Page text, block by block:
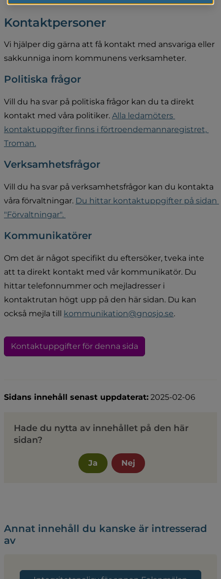
Kontaktpersoner
Vi hjälper dig gärna att få kontakt med ansvariga eller
sakkunniga inom kommunens verksamheter.
Politiska frågor
Vill du ha svar på politiska frågor kan du ta direkt
kontakt med våra politiker. Alla ledamöters
kontaktuppgifter finns i förtroendemannaregistret,
Troman.
Verksamhetsfrågor
Vill du ha svar på verksamhetsfrågor kan du kontakta
våra förvaltningar. Du hittar kontaktuppgifter på sidan
"Förvaltningar".
Kommunikatörer
Om det är något specifikt du eftersöker, tveka inte
att ta direkt kontakt med vår kommunikatör. Du
hittar telefonnummer och mejladresser i
kontaktrutan högt upp på den här sidan. Du kan
också mejla till
kommunikation@gnosjo.se.
Kontaktuppgifter för denna sida
Sidans innehåll senast uppdaterat: 2025-02-06
Hade du nytta av innehållet på den här
sidan?
Ja Nej
Annat innehåll du kanske är intresserad
av